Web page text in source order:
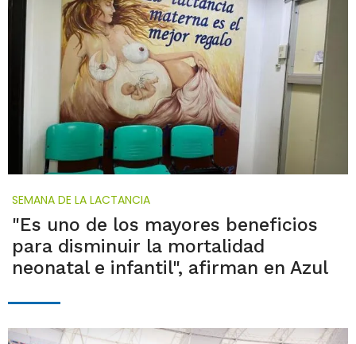
SEMANA DE LA LACTANCIA
"Es uno de los mayores beneficios
para disminuir la mortalidad
neonatal e infantil", afirman en Azul